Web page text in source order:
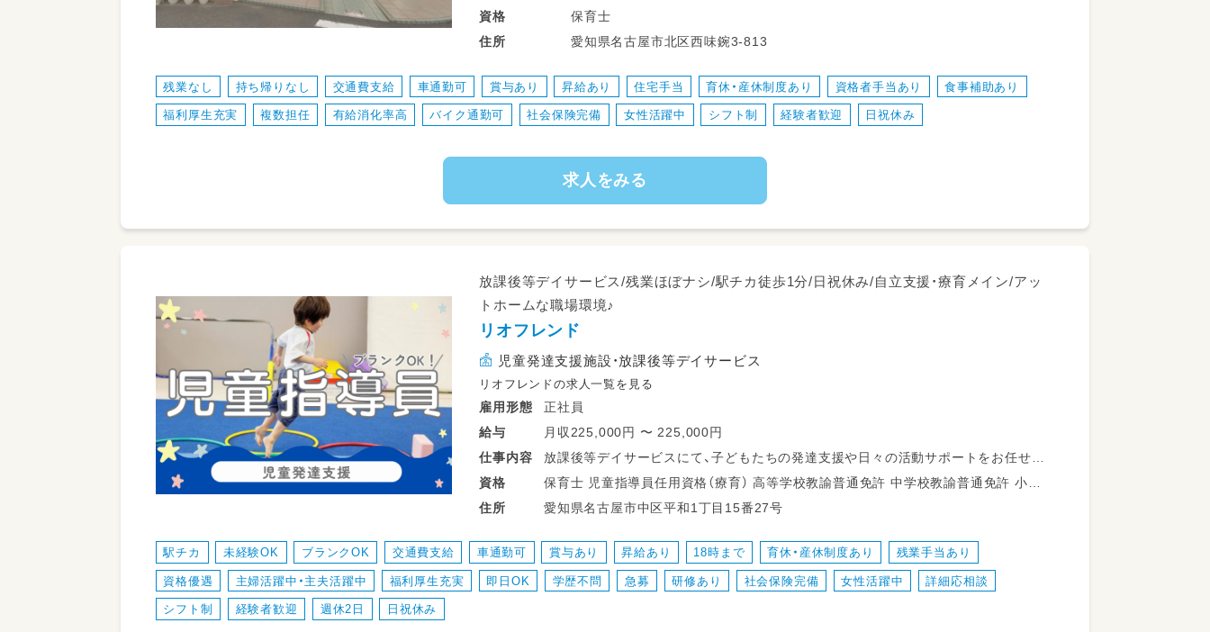
・日常の保育業務(食事・排せつなど)
・行事の企画
資格
保育士
住所
愛知県名古屋市北区西味鋺3-813
残業なし 持ち帰りなし 交通費支給 車通勤可 賞与あり 昇給あり 住宅手当 育休・産休制度あり 資格者手当あり 食事補助あり
福利厚生充実 複数担任 有給消化率高 バイク通勤可 社会保険完備 女性活躍中 シフト制 経験者歓迎 日祝休み
求人をみる
放課後等デイサービス/残業ほぼナシ/駅チカ徒歩1分/日祝休み/自立支援・療育メイン/アッ
トホームな職場環境♪
リオフレンド
児童発達支援施設・放課後等デイサービス
リオフレンドの求人一覧を見る
雇用形態
正社員
給与
月収225,000円 〜 225,000円
仕事内容
放課後等デイサービスにて、子どもたちの発達支援や日々の活動サポートをお任せい
たします♪
・個別の課題活動（パソコン操作、簡単な軽作業など）の見守り・お手伝い
・おやつタイムの準備や子どもたちと一緒に過ごすタイムのサポート
・社会性や生活習慣を身につけるためのプログラム補助
資格
保育士 児童指導員任用資格（療育） 高等学校教諭普通免許 中学校教諭普通免許 小学
住所 愛知県名古屋市中区平和1丁目15番27号
駅チカ 未経験OK ブランクOK 交通費支給 車通勤可 賞与あり 昇給あり 18時まで 育休・産休制度あり 残業手当あり
資格優遇 主婦活躍中・主夫活躍中 福利厚生充実 即日OK 学歴不問 急募 研修あり 社会保険完備 女性活躍中 詳細応相談
シフト制 経験者歓迎 週休2日 日祝休み